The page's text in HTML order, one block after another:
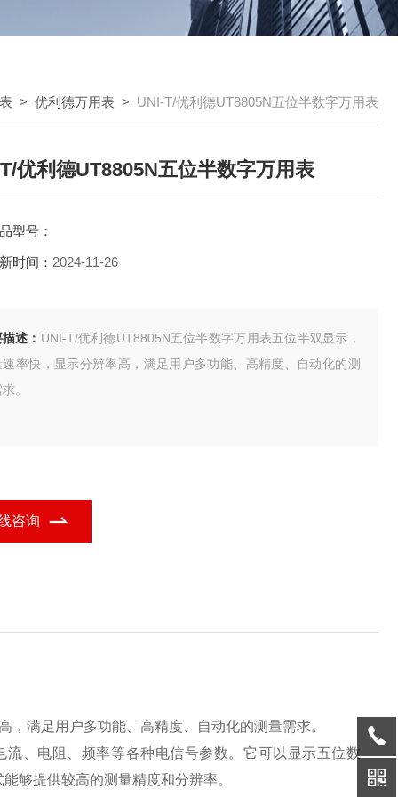
> 优利德万用表 > UNI-T/优利德UT8805N五位半数字万用表
优利德UT8805N五位半数字万用表
型号：
时间： 2024-11-26
述： UNI-T/优利德UT8805N五位半数字万用表五位半双显示，
速率快，显示分辨率高，满足用户多功能、高精度、自动化的测
。
咨询
，满足用户多功能、高精度、自动化的测量需求。
、电阻、频率等各种电信号参数。它可以显示五位数
够提供较高的测量精度和分辨率。